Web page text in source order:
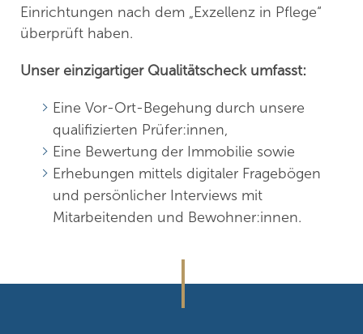
Einrichtungen nach dem „Exzellenz in Pflege“
überprüft haben.
Unser einzigartiger Qualitätscheck umfasst:
Eine Vor-Ort-Begehung durch unsere
qualifizierten Prüfer:innen,
Eine Bewertung der Immobilie sowie
Erhebungen mittels digitaler Fragebögen
und persönlicher Interviews mit
Mitarbeitenden und Bewohner:innen.